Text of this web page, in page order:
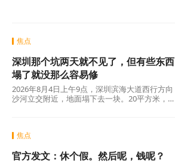
年。
焦点
深圳那个坑两天就不见了，但有些东西
塌了就没那么容易修
2026年8月4日上午9点，深圳滨海大道西行方向
沙河立交附近，地面塌下去一块。20平方米，
焦点
官方发文：休个假。然后呢，钱呢？